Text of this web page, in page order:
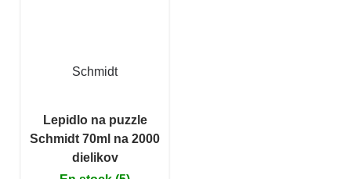
Schmidt
Lepidlo na puzzle
Schmidt 70ml na 2000
dielikov